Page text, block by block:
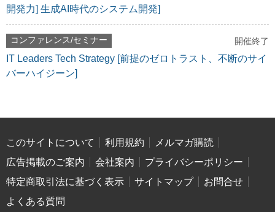
開発力] 生成AI時代のシステム開発]
コンファレンス/セミナー 開催終了
IT Leaders Tech Strategy [前提のゼロトラスト、不断のサイ
バーハイジーン]
このサイトについて 利用規約
メルマガ購読
広告掲載のご案内
会社案内
プライバシーポリシー
特定商取引法に基づく表示
サイトマップ
お問合せ
よくある質問